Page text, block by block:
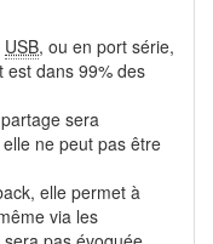
USB, ou en port série,
est dans 99% des
sera
elle ne peut pas être
elle permet à
via les